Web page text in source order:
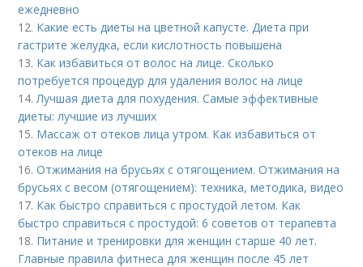
ежедневно
12. Какие есть диеты на цветной капусте. Диета при
гастрите желудка, если кислотность повышена
13. Как избавиться от волос на лице. Сколько
потребуется процедур для удаления волос на лице
14.Лучшая диета для похудения. Самые эффективные
диеты: лучшие из лучших
15. Массаж от отеков лица утром. Как избавиться от
отеков на лице
16.Отжимания на брусьях с отягощением. Отжимания на
брусьях с весом (отягощением): техника, методика, видео
17. Как быстро справиться с простудой летом. Как
быстро справиться с простудой: 6 советов от терапевта
18. Питание и тренировки для женщин старше 40 лет.
Главные правила фитнеса для женщин после 45 лет